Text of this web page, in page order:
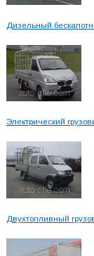
Дизельный
Электрический
Двухтопливный